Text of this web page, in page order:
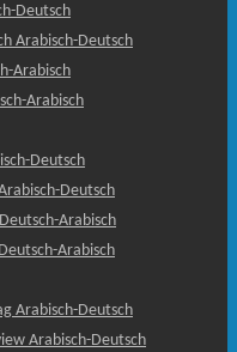
Deutsch
Arabisch-Deutsch
Arabisch
Arabisch
Deutsch
Deutsch
Arabisch
Arabisch
Arabisch-Deutsch
Arabisch-Deutsch